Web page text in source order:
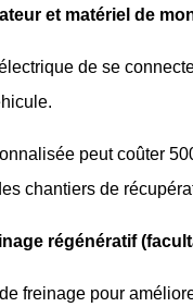
et matériel de
de se
peut coûter
chantiers de
régénératif
freinage pour